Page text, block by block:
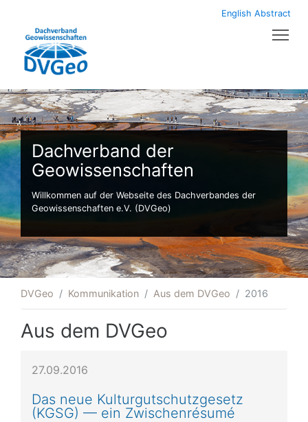
English Abstract
Dachverband der
Geowissenschaften
Willkommen auf der Webseite des Dachverbandes der
Geowissenschaften e.V. (DVGeo)
DVGeo Kommunikation Aus dem DVGeo 2016
Aus dem DVGeo
27.09.2016
Das neue Kulturgutschutzgesetz
(KGSG) — ein Zwischenrésumé